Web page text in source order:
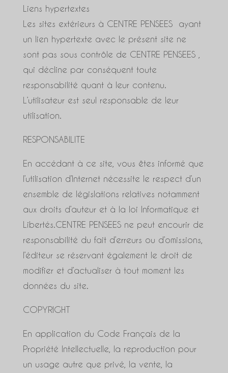
Liens hypertextes
Les sites extérieurs à CENTRE PENSEES ayant
un lien hypertexte avec le présent site ne
sont pas sous contrôle de CENTRE PENSEES ,
qui décline par conséquent toute
responsabilité quant à leur contenu.
L’utilisateur est seul responsable de leur
utilisation.
RESPONSABILITE
En accédant à ce site, vous êtes informé que
l’utilisation d’Internet nécessite le respect d’un
ensemble de législations relatives notamment
aux droits d’auteur et à la loi Informatique et
Libertés.CENTRE PENSEES ne peut encourir de
responsabilité du fait d’erreurs ou d’omissions,
l’éditeur se réservant également le droit de
modifier et d’actualiser à tout moment les
données du site.
COPYRIGHT
En application du Code Français de la
Propriété Intellectuelle, la reproduction pour
un usage autre que privé, la vente, la